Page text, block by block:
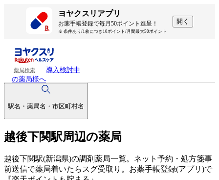
ヨヤクスリアプリ
お薬手帳登録で毎月50ポイント進呈！
※ 条件あり/1枚につき10ポイント/月間最大50ポイント
開く
薬局検索
導入検討中
の薬局様へ
駅名・薬局名・市区町村名
越後下関駅周辺の薬局
越後下関駅(新潟県)の調剤薬局一覧。ネット予約・処方箋事
前送信で薬局着いたらスグ受取り。お薬手帳登録(アプリ)で